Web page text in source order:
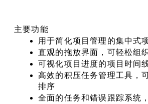
主要功能
用于简化项目管理的集中式
直观的拖放界面，可轻松组
可视化项目进度的项目时间
高效的积压任务管理工具，
排序
全面的任务和错误跟踪系统